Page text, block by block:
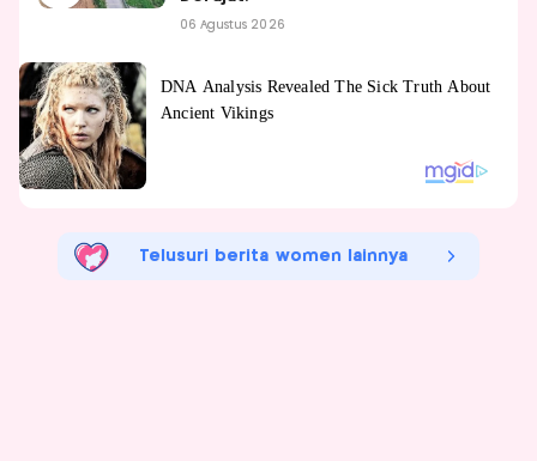
06 Agustus 2026
Telusuri berita women lainnya